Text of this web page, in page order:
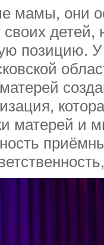
мамы, они
позицию. У
матерей и